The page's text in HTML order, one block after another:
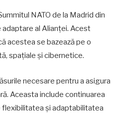
NATO de la Madrid din
adaptare al Alianței. Acest
acestea se bazează pe o
spațiale și cibernetice.
necesare pentru a asigura
Aceasta include continuarea
flexibilitatea și adaptabilitatea